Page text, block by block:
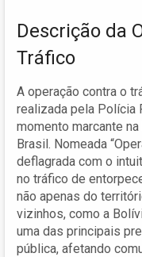
Descrição da
Tráfico
A operação contra o
realizada pela Polícia
momento marcante
Brasil. Nomeada
deflagrada com o
no tráfico de
não apenas do
vizinhos, como a
uma das principais
pública, afetando